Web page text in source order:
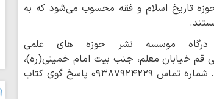
تاریخ اسلام و فقه محسوب می‌شود که به
درگاه موسسه نشر حوزه های علمی
قم خیابان معلم، جنب بیت امام خمینی(ره)،
موسسه انتشارات حوزه های علمیه مراجعه کنید. شماره تماس ۰۹۳۸۷۹۲۴۲۲۹ پاسخ گوی کتاب